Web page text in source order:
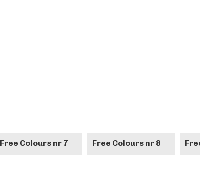
Free Colours nr 7 Free Colours nr 8